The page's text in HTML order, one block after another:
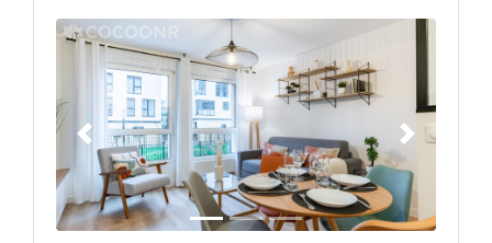
Précédent Suivant